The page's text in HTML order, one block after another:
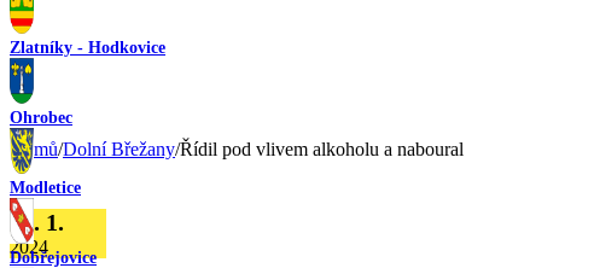
Zlatníky - Hodkovice
Ohrobec
Modletice
Dobřejovice
Domů/Dolní Břežany/Řídil pod vlivem alkoholu a naboural
20. 1.
2024